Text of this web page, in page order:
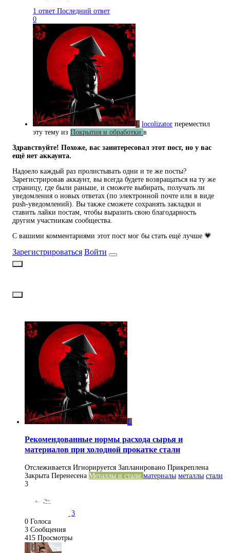
1 ответ Последний ответ
0
L locolizator переместил
эту тему из Покрытия и обработки в
Здравствуйте! Похоже, вас заинтересовал этот пост, но у вас
ещё нет аккаунта.
Надоело каждый раз пролистывать одни и те же посты?
Зарегистрировав аккаунт, вы всегда будете возвращаться на ту же
страницу, где были раньше, и сможете выбирать, получать ли
уведомления о новых ответах (по электронной почте или в виде
push-уведомлений). Вы также сможете сохранять закладки и
ставить лайки постам, чтобы выразить свою благодарность
другим участникам сообщества.
С вашими комментариями этот пост мог бы стать ещё лучше 💗
Зарегистрироваться Войти
L
Рекомендованные нормы расхода сырья и
материалов при холодной прокатке стали
Отслеживается Игнорируется Запланировано Прикреплена
Закрыта Перенесена Металлы и стали материалы металлы стали
3
3
0 Голоса
3 Сообщения
415 Просмотры